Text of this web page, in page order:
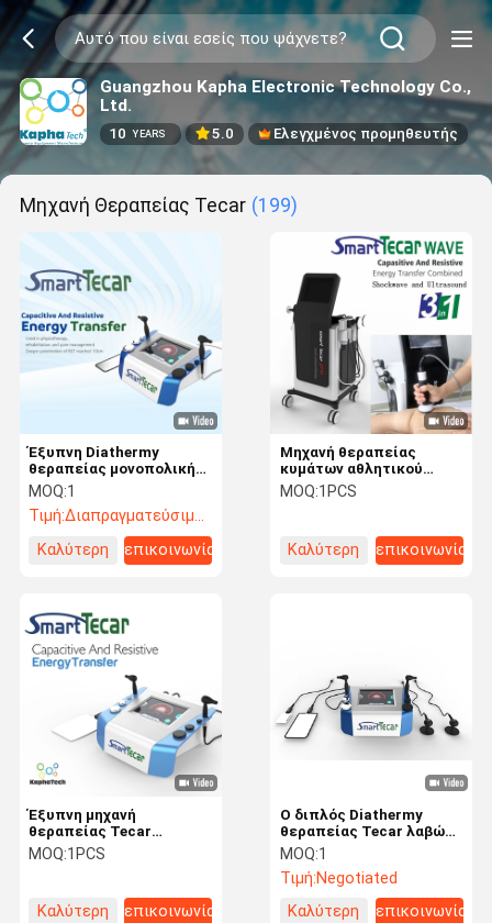
Guangzhou Kapha Electronic Technology Co.,
Ltd.
10 YEARS 5.0 Ελεγχμένος προμηθευτής
Μηχανή Θεραπείας Tecar (199)
Έξυπνη Diathermy
θεραπείας μονοπολική
RF Tecar μηχανή Diacare
MOQ:1
Τιμή:Διαπραγματεύσιμος
Καλύτερη
επικοινωνία
Μηχανή θεραπείας
κυμάτων αθλητικού
injuiry Ultraound με
Diathermy Tecar για το
MOQ:1PCS
Καλύτερη
επικοινωνία
Έξυπνη μηχανή
θεραπείας Tecar
ραδιοσυχνότητας για τη
φυσιοθεραπεία
MOQ:1PCS
Καλύτερη
επικοινωνία
Ο διπλός Diathermy
θεραπείας Tecar λαβών
80mm Diathermy
μικροκυμάτων μηχανών
RF Tecar εξοπλισμός για
το μυ χαλαρώνει
MOQ:1
Τιμή:Negotiated
Καλύτερη
επικοινωνία